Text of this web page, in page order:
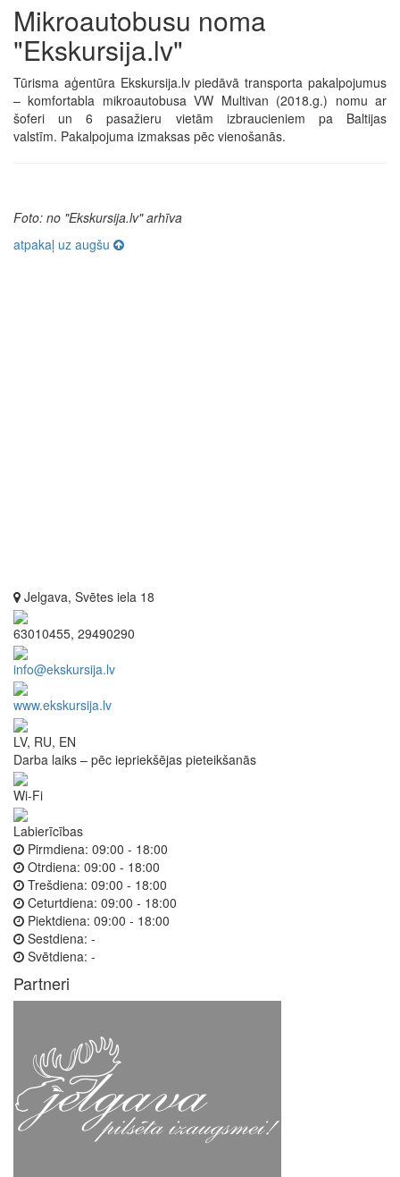
Mikroautobusu noma
"Ekskursija.lv"
Tūrisma aģentūra Ekskursija.lv piedāvā transporta pakalpojumus
– komfortabla mikroautobusa VW Multivan (2018.g.) nomu ar
šoferi un 6 pasažieru vietām izbraucieniem pa Baltijas
valstīm. Pakalpojuma izmaksas pēc vienošanās.
Foto: no "Ekskursija.lv" arhīva
atpakaļ uz augšu
Jelgava, Svētes iela 18
63010455, 29490290
info@ekskursija.lv
www.ekskursija.lv
LV, RU, EN
Darba laiks – pēc iepriekšējas pieteikšanās
Wi-Fi
Labierīcības
Pirmdiena: 09:00 - 18:00
Otrdiena: 09:00 - 18:00
Trešdiena: 09:00 - 18:00
Ceturtdiena: 09:00 - 18:00
Piektdiena: 09:00 - 18:00
Sestdiena: -
Svētdiena: -
Partneri